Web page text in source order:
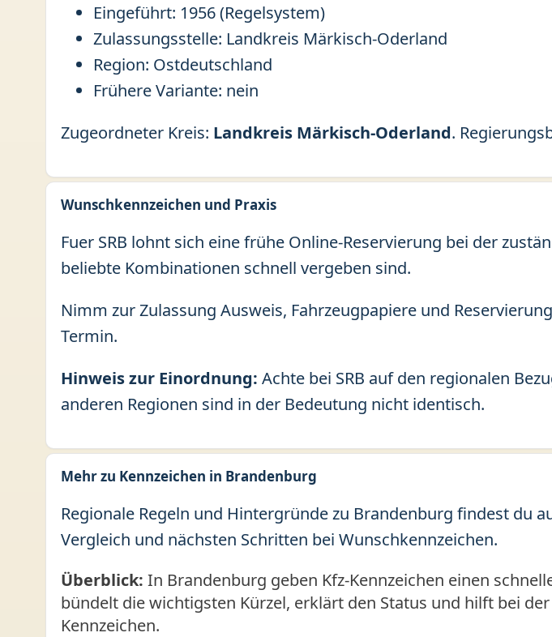
Eingeführt: 1956 (Regelsystem)
Zulassungsstelle: Landkreis Märkisch-Oderland
Region: Ostdeutschland
Frühere Variante: nein
Zugeordneter Kreis: Landkreis Märkisch-Oderland.
Wunschkennzeichen und Praxis
Fuer SRB lohnt sich eine frühe Online-Reservierung bei der
beliebte Kombinationen schnell vergeben sind.
Nimm zur Zulassung Ausweis, Fahrzeugpapiere und
Termin.
Hinweis zur Einordnung: Achte bei SRB auf den regionalen
anderen Regionen sind in der Bedeutung nicht identisch.
Mehr zu Kennzeichen in Brandenburg
Regionale Regeln und Hintergründe zu Brandenburg findest du
Vergleich und nächsten Schritten bei Wunschkennzeichen.
Überblick: In Brandenburg geben Kfz-Kennzeichen einen
bündelt die wichtigsten Kürzel, erklärt den Status und hilft bei
Kennzeichen.